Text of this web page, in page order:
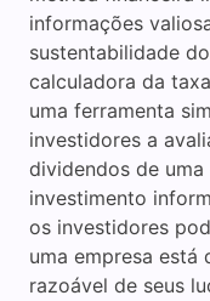
informações
sustentabilidade
calculadora da
uma ferramenta
investidores a
dividendos de
investimento
os investidores
uma empresa
razoável de seus